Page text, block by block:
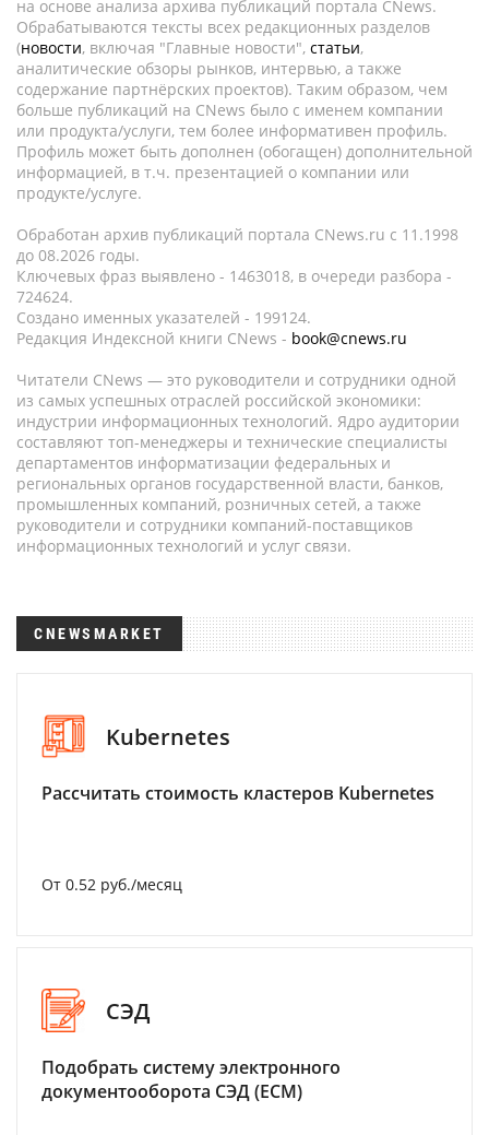
на основе анализа архива публикаций портала CNews.
Обрабатываются тексты всех редакционных разделов
(новости, включая "Главные новости", статьи,
аналитические обзоры рынков, интервью, а также
содержание партнёрских проектов). Таким образом, чем
больше публикаций на CNews было с именем компании
или продукта/услуги, тем более информативен профиль.
Профиль может быть дополнен (обогащен) дополнительной
информацией, в т.ч. презентацией о компании или
продукте/услуге.
Обработан архив публикаций портала CNews.ru c 11.1998
до 08.2026 годы.
Ключевых фраз выявлено - 1463018, в очереди разбора -
724624.
Создано именных указателей - 199124.
Редакция Индексной книги CNews - book@cnews.ru
Читатели CNews — это руководители и сотрудники одной
из самых успешных отраслей российской экономики:
индустрии информационных технологий. Ядро аудитории
составляют топ-менеджеры и технические специалисты
департаментов информатизации федеральных и
региональных органов государственной власти, банков,
промышленных компаний, розничных сетей, а также
руководители и сотрудники компаний-поставщиков
информационных технологий и услуг связи.
CNEWSMARKET
Kubernetes
Рассчитать стоимость кластеров Kubernetes
От 0.52 руб./месяц
СЭД
Подобрать систему электронного
документооборота СЭД (ECM)